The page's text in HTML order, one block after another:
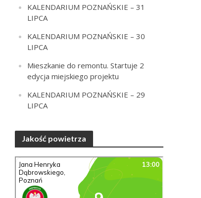
KALENDARIUM POZNAŃSKIE – 31
LIPCA
KALENDARIUM POZNAŃSKIE – 30
LIPCA
Mieszkanie do remontu. Startuje 2
edycja miejskiego projektu
KALENDARIUM POZNAŃSKIE – 29
LIPCA
Jakość powietrza